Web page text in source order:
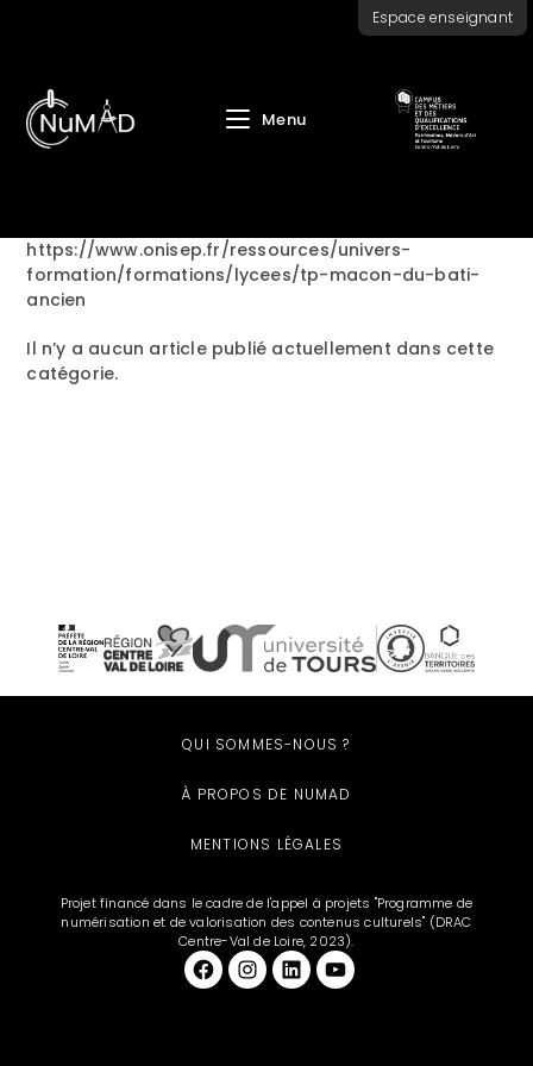
Menu
Espace enseignant
https://www.onisep.fr/ressources/univers-
formation/formations/lycees/tp-macon-du-bati-
ancien
Il n’y a aucun article publié actuellement dans cette
catégorie.
QUI SOMMES-NOUS ?
À PROPOS DE NUMAD
MENTIONS LÉGALES
Projet financé dans le cadre de l'appel à projets "Programme de
numérisation et de valorisation des contenus culturels" (DRAC
Centre-Val de Loire, 2023).
Facebook et aussi sur Instagram LinkedIn YouTube